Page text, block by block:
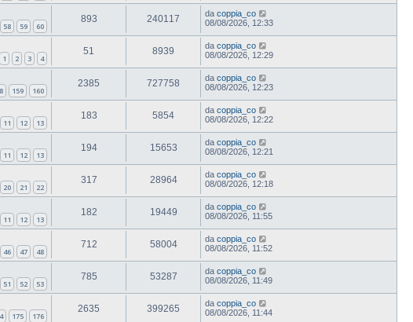
58 59 60
893 240117 da coppia_co
08/08/2026, 12:33
1 2 3 4
51 8939 da coppia_co
08/08/2026, 12:29
159 160
2385 727758 da coppia_co
08/08/2026, 12:23
11 12 13
183 5854 da coppia_co
08/08/2026, 12:22
11 12 13
194 15653 da coppia_co
08/08/2026, 12:21
20 21 22
317 28964 da coppia_co
08/08/2026, 12:18
11 12 13
182 19449 da coppia_co
08/08/2026, 11:55
46 47 48
712 58004 da coppia_co
08/08/2026, 11:52
51 52 53
785 53287 da coppia_co
08/08/2026, 11:49
175 176
2635 399265 da coppia_co
08/08/2026, 11:44